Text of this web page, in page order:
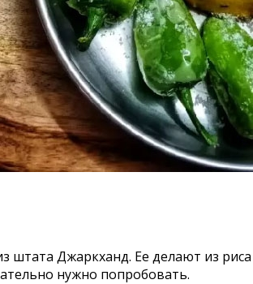
штата Джаркханд. Ее делают из
нужно попробовать.